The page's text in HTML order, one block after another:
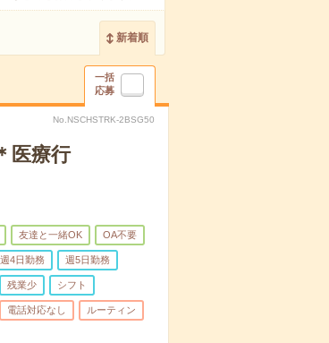
新着順
一括
応募
No.NSCHSTRK-2BSG50
医療行
友達と一緒OK OA不要
週4日勤務 週5日勤務
残業少 シフト
電話対応なし ルーティン